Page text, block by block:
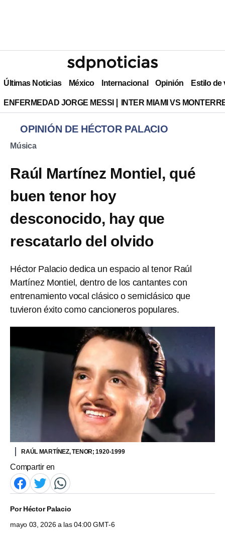
Últimas Noticias México Internacional Opinión Estilo de
ENFERMEDAD JORGE MESSI INTER MIAMI VS
OPINIÓN DE HÉCTOR PALACIO
Música
Raúl Martínez Montiel, qué
buen tenor hoy
desconocido, hay que
rescatarlo del olvido
Héctor Palacio dedica un espacio al tenor Raúl
Martínez Montiel, dentro de los cantantes con
entrenamiento vocal clásico o semiclásico que
tuvieron éxito como cancioneros populares.
RAÚL MARTÍNEZ, TENOR; 1920-1999
Compartir en
PorHéctor Palacio
mayo 03, 2026 a las 04:00 GMT-6